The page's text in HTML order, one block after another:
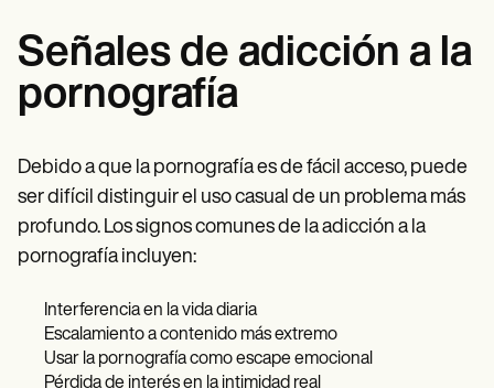
Señales de adicción a la
pornografía
Debido a que la pornografía es de fácil acceso, puede
ser difícil distinguir el uso casual de un problema más
profundo. Los signos comunes de la adicción a la
pornografía incluyen:
Interferencia en la vida diaria
Escalamiento a contenido más extremo
Usar la pornografía como escape emocional
Pérdida de interés en la intimidad real